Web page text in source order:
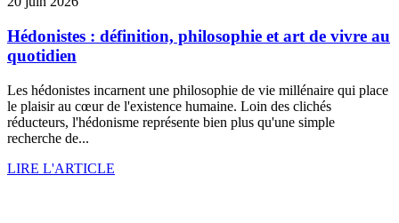
Hédonistes : définition, philosophie et art de vivre au
quotidien
Les hédonistes incarnent une philosophie de vie millénaire qui place
le plaisir au cœur de l'existence humaine. Loin des clichés
réducteurs, l'hédonisme représente bien plus qu'une simple
recherche de...
LIRE L'ARTICLE